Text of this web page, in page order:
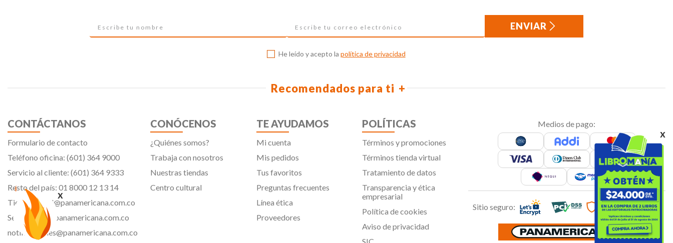
x
x
ENVIAR
He leído y acepto la política de privacidad
Recomendados para ti
CONTÁCTANOS
Formulario de contacto
Teléfono oficina: (601) 364 9000
Servicio al cliente: (601) 364 9333
Resto del país: 01 8000 12 13 14
Tiendavirtual@panamericana.com.co
Servicliente@panamericana.com.co
notificaciones@panamericana.com.co
CONÓCENOS
¿Quiénes somos?
Trabaja con nosotros
Nuestras tiendas
Centro cultural
TE AYUDAMOS
Mi cuenta
Mis pedidos
Tus favoritos
Preguntas frecuentes
Línea ética
Proveedores
POLÍTICAS
Términos y promociones
Términos tienda virtual
Tratamiento de datos
Transparencia y ética
empresarial
Política de cookies
Aviso de privacidad
Medios de pago:
Sitio seguro: